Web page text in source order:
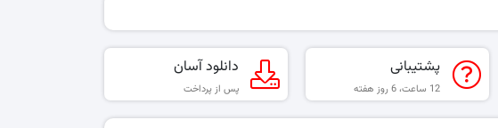
پشتیبانی
12 ساعت، 6 روز هفته
دانلود آسان
پس از پرداخت